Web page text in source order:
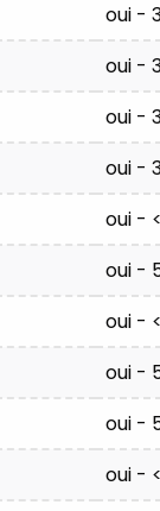
oui -
oui -
oui -
oui -
oui -
oui -
oui -
oui -
oui -
oui -